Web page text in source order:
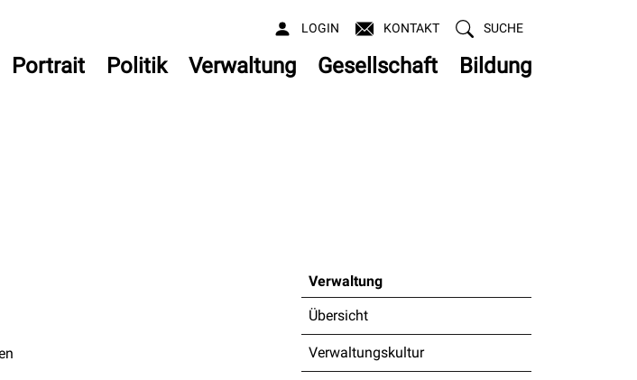
LOGIN KONTAKT SUCHE
Portrait Politik Verwaltung Gesellschaft Bildung
Verwaltung
Übersicht
Verwaltungskultur